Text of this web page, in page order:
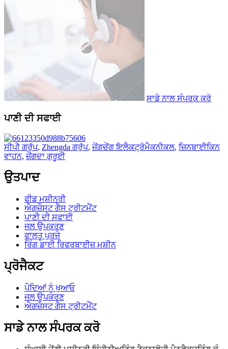
ਸਾਡੇ ਨਾਲ ਸੰਪਰਕ ਕਰੋ
ਪਾਣੀ ਦੀ ਸਫਾਈ
ਸੀਪੀ ਗਰੁੱਪ, Zhengda ਗਰੁੱਪ,ਜ਼ੇਂਗਚੇਂਗ ਇਲੈਕਟ੍ਰੋਮੈਕਨੀਕਲ, ਜ਼ਿਨਬਾਈਕਿਨ
ਵਾਹਨ,ਜ਼ੇਂਗਦਾ ਗੁਰੂਈ
ਉਤਪਾਦ
ਫੀਡ ਮਸ਼ੀਨਰੀ
ਐਗਜ਼ੌਸਟ ਗੈਸ ਟ੍ਰੀਟਮੈਂਟ
ਪਾਣੀ ਦੀ ਸਫਾਈ
ਜਲ ਉਪਕਰਣ
ਫਾਲਤੂ ਪੁਰਜੇ
ਰਿੰਗ ਡਾਈ ਰਿਫਰਬਾਈਜ਼ ਮਸ਼ੀਨ
ਪ੍ਰੋਜੈਕਟ
ਪੌਦਿਆਂ ਨੂੰ ਖੁਆਓ
ਜਲ ਉਪਕਰਣ
ਐਗਜ਼ੌਸਟ ਗੈਸ ਟ੍ਰੀਟਮੈਂਟ
ਸਾਡੇ ਨਾਲ ਸੰਪਰਕ ਕਰੋ